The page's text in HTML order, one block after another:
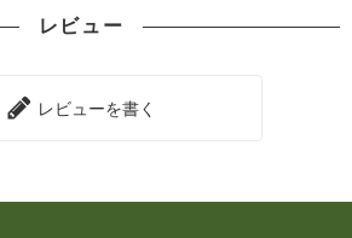
レビュー
レビューを書く